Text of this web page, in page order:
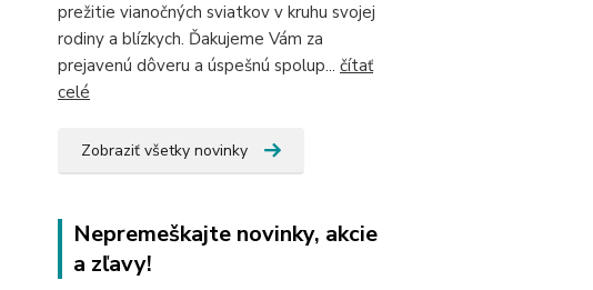
prežitie vianočných sviatkov v kruhu svojej
rodiny a blízkych. Ďakujeme Vám za
prejavenú dôveru a úspešnú spolup... čítať
celé
Zobraziť všetky novinky
Nepremeškajte novinky, akcie
a zľavy!